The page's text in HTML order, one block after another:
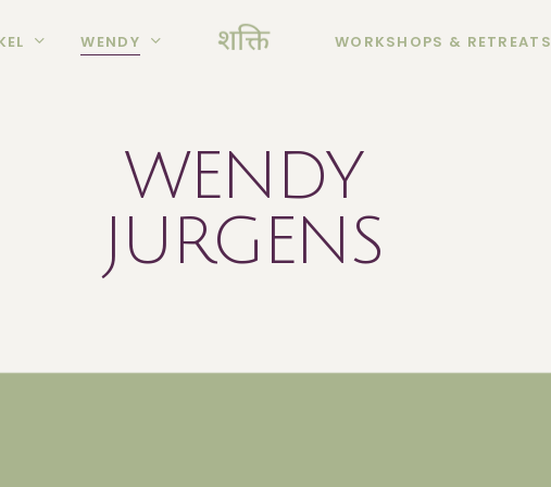
WENDY WORKSHOPS & RETREATS
WENDY
JURGENS